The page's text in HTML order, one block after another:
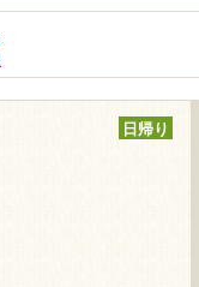
日帰り